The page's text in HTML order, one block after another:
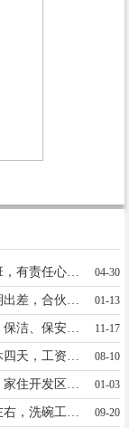
邢台万达儿童乐园招25到38女士，半天班，有责任心，耐心，勤快，有幼师或销售经验优先，15231921705 04-30
01-13
桥东某小区物业诚聘：客服主管、楼管、保洁、保安数名，待遇优厚，真诚期待您的加入，联系电话：18903296821 11-17
08-10
01-03
09-20